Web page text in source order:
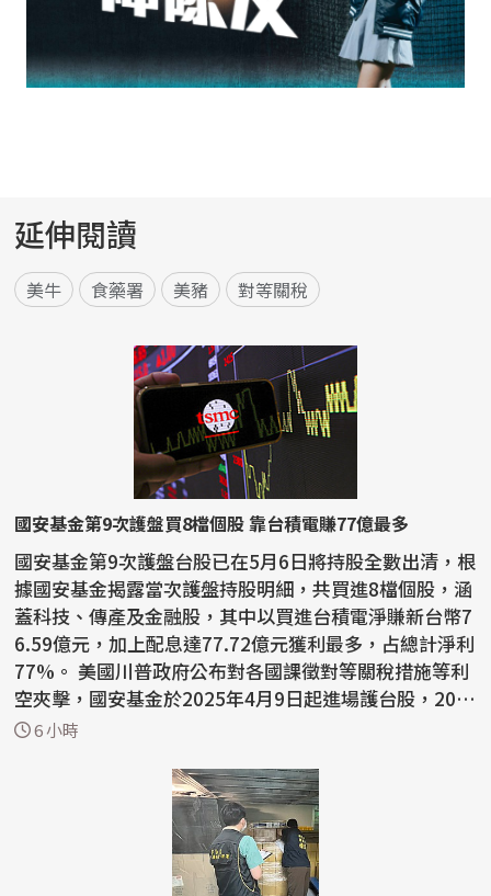
延伸閱讀
美牛 食藥署 美豬 對等關稅
國安基金第9次護盤買8檔個股 靠台積電賺77億最多
國安基金第9次護盤台股已在5月6日將持股全數出清，根
據國安基金揭露當次護盤持股明細，共買進8檔個股，涵
蓋科技、傳產及金融股，其中以買進台積電淨賺新台幣7
6.59億元，加上配息達77.72億元獲利最多，占總計淨利
77%。 美國川普政府公布對各國課徵對等關稅措施等利
空夾擊，國安基金於2025年4月9日起進場護台股，202
6...6 小時